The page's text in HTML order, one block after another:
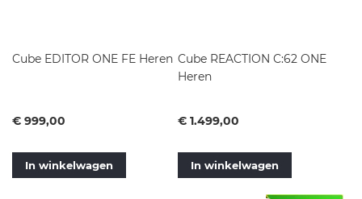
Cube EDITOR ONE FE Heren
Vanaf
€ 999,00
In winkelwagen
Cube REACTION C:62 ONE
Heren
Vanaf
€ 1.499,00
In winkelwagen